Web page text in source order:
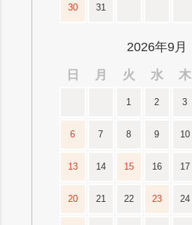
30 31
2026年9月
日
月 火 水 木
1 2 3
6 7 8 9 10
13 14 15 16 17
20 21 22 23 24